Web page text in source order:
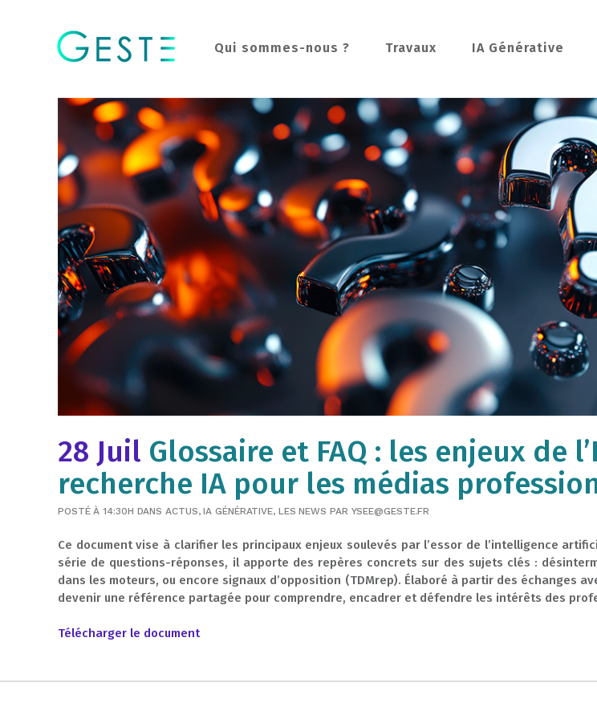
Qui sommes-nous ? Travaux IA Générative
28 Juil Glossaire et FAQ : les enjeux de
recherche IA pour les médias
POSTÉ À 14:30H DANSACTUS,IA GÉNÉRATIVE, LES NEWS PAR YSEE@GESTE.FR
Ce document vise à clarifier les principaux enjeux soulevés par l’essor de l’intelligence
série de questions-réponses, il apporte des repères concrets sur des sujets clés :
dans les moteurs, ou encore signaux d’opposition (TDMrep). Élaboré à partir des échanges
devenir une référence partagée pour comprendre, encadrer et défendre les intérêts des
Télécharger le document